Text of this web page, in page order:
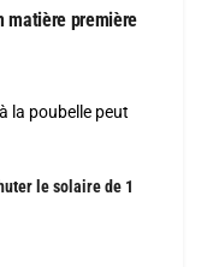
matière première
la poubelle peut
le solaire de 1